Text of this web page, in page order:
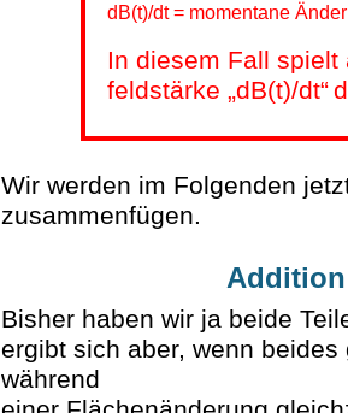
dB(t)/dt= momentane
In diesem Fall
feldstärke „dB(t)/dt“
Wir werden im Folgenden
zusammenfügen.
Bisher haben wir ja beide
ergibt sich aber, wenn
während